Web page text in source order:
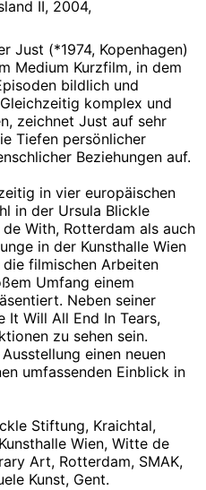
II, 2004,
Just (*1974, Kopenhagen)
Medium Kurzfilm, in dem
bildlich und
komplex und
zeichnet Just auf sehr
Tiefen persönlicher
Beziehungen auf.
in vier europäischen
in der Ursula Blickle
With, Rotterdam als auch
in der Kunsthalle Wien
filmischen Arbeiten
Umfang einem
Neben seiner
It Will All End In Tears,
zu sehen sein.
einen neuen
umfassenden Einblick in
Stiftung, Kraichtal,
Wien, Witte de
Art, Rotterdam, SMAK,
Kunst, Gent.